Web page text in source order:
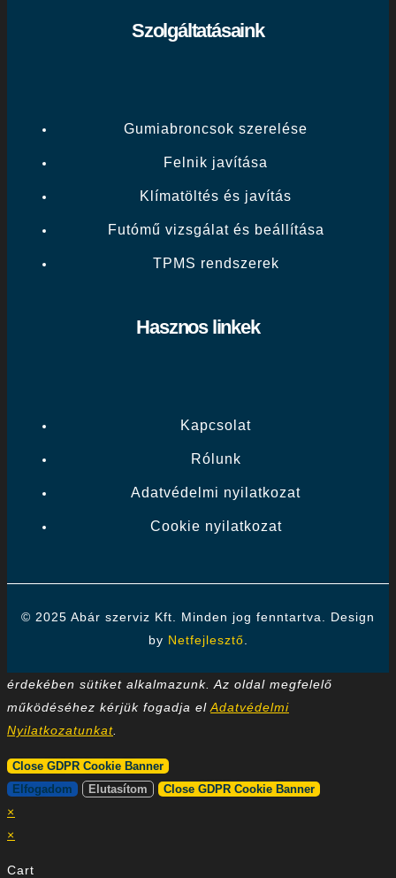
Szolgáltatásaink
Gumiabroncsok szerelése
Felnik javítása
Klímatöltés és javítás
Futómű vizsgálat és beállítása
TPMS rendszerek
Hasznos linkek
Kapcsolat
Rólunk
Adatvédelmi nyilatkozat
Cookie nyilatkozat
© 2025 Abár szerviz Kft. Minden jog fenntartva. Design
by Netfejlesztő
érdekében sütiket alkalmazunk. Az oldal megfelelő
működéséhez kérjük fogadja el Adatvédelmi
Nyilatkozatunkat
Close GDPR Cookie Banner
Elfogadom
Elutasítom Close GDPR Cookie Banner
×
×
Cart